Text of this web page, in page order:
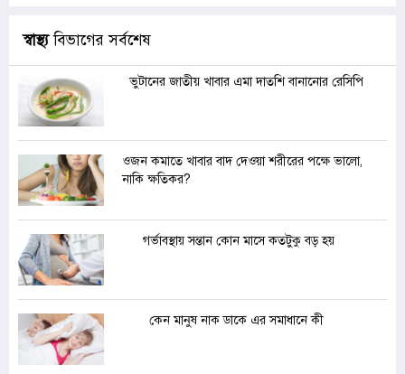
স্বাস্থ্যবিভাগের সর্বশেষ
ভুটানের জাতীয় খাবার এমা দাতশি বানানোর রেসিপি
ওজন কমাতে খাবার বাদ দেওয়া শরীরের পক্ষে ভালো,
নাকি ক্ষতিকর?
গর্ভাবস্থায় সন্তান কোন মাসে কতটুকু বড় হয়
কেন মানুষ নাক ডাকে এর সমাধানে কী